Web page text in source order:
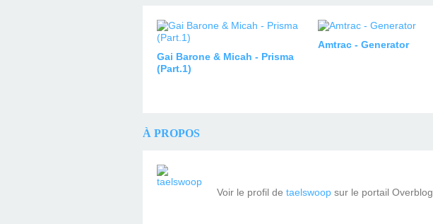
Gai Barone & Micah - Prisma
(Part.1)
Amtrac - Generator
À PROPOS
Voir le profil de taelswoop sur le portail Overblog